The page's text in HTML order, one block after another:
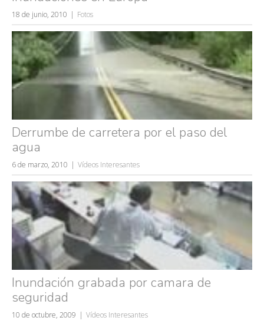
volver a nacer
accidentes
wtf
rusos
caídas
fails
18 de junio, 2010 Fotos
Derrumbe de carretera por el paso del
agua
6 de marzo, 2010 Vídeos Interesantes
Inundación grabada por camara de
seguridad
10 de octubre, 2009 Vídeos Interesantes